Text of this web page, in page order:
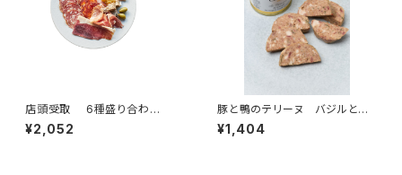
店頭受取 6種盛り合わ
せ ”スタンダード”（2名様）
¥2,052
豚と鴨のテリーヌ バジルと燻
製の香り ＜キャスタン社＞(フラ
ンス)
¥1,404